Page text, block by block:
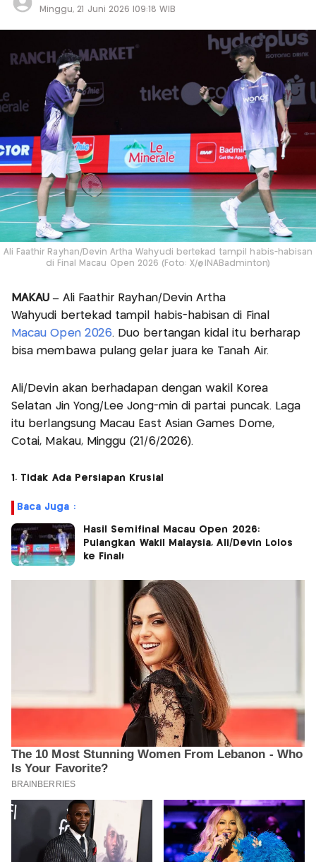
Minggu, 21 Juni 2026 |09:18 WIB
Ali Faathir Rayhan/Devin Artha Wahyudi bertekad tampil habis-habisan
di Final Macau Open 2026 (Foto: X/@INABadminton)
MAKAU – Ali Faathir Rayhan/Devin Artha
Wahyudi bertekad tampil habis-habisan di Final
Macau Open 2026. Duo bertangan kidal itu berharap
bisa membawa pulang gelar juara ke Tanah Air.
Ali/Devin akan berhadapan dengan wakil Korea
Selatan Jin Yong/Lee Jong-min di partai puncak. Laga
itu berlangsung Macau East Asian Games Dome,
Cotai, Makau, Minggu (21/6/2026).
1. Tidak Ada Persiapan Krusial
Baca Juga :
Hasil Semifinal Macau Open 2026:
Pulangkan Wakil Malaysia, Ali/Devin Lolos
ke Final!